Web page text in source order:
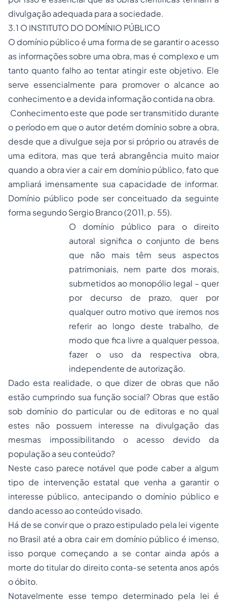
divulgação adequada para a sociedade.
3.1 O INSTITUTO DO DOMÍNIO PÚBLICO
O domínio público é uma forma de se garantir o acesso
as informações sobre uma obra, mas é complexo e um
tanto quanto falho ao tentar atingir este objetivo. Ele
serve essencialmente para promover o alcance ao
conhecimento e a devida informação contida na obra.
Conhecimento este que pode ser transmitido durante
o período em que o autor detém domínio sobre a obra,
desde que a divulgue seja por si próprio ou através de
uma editora, mas que terá abrangência muito maior
quando a obra vier a cair em domínio público, fato que
ampliará imensamente sua capacidade de informar.
Domínio público pode ser conceituado da seguinte
forma segundo Sergio Branco (2011, p. 55).
O domínio público para o direito
autoral significa o conjunto de bens
que não mais têm seus aspectos
patrimoniais, nem parte dos morais,
submetidos ao monopólio legal – quer
por decurso de prazo, quer por
qualquer outro motivo que iremos nos
referir ao longo deste trabalho, de
modo que fica livre a qualquer pessoa,
fazer o uso da respectiva obra,
independente de autorização.
Dado esta realidade, o que dizer de obras que não
estão cumprindo sua função social? Obras que estão
sob domínio do particular ou de editoras e no qual
estes não possuem interesse na divulgação das
mesmas impossibilitando o acesso devido da
população a seu conteúdo?
Neste caso parece notável que pode caber a algum
tipo de intervenção estatal que venha a garantir o
interesse público, antecipando o domínio público e
dando acesso ao conteúdo visado.
Há de se convir que o prazo estipulado pela lei vigente
no Brasil até a obra cair em domínio público é imenso,
isso porque começando a se contar ainda após a
morte do titular do direito conta-se setenta anos após
o óbito.
Notavelmente esse tempo determinado pela lei é